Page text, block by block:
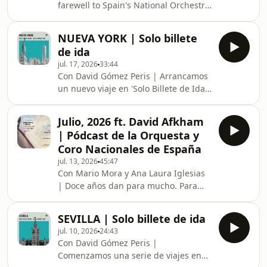
'Libertango', descubrimos cómo una
música local se convirtió en
patrimonio universal.
farewell to Spain's National Orchestra
German conductor analyzes what it
has meant for him to lead one of the
country's most important institutions
and how his musical vision has
evolved since that first concert in
Madrid. We discuss Spanish
repertoire, the management of
tradition, the role
NUEVA YORK | Solo billete
de ida
jul. 17, 202633:44
Con David Gómez Peris | Arrancamos
un nuevo viaje en 'Solo Billete de Ida'
Gershwin, un compositor que
absorbió la diversidad cultural de la
ciudad para crear obras inmortales
como Rhapsody in Blue o
Summertime. Un recorrido por la
energía, el optimismo y los contrastes
de una ciudad que encontró su voz
propia a través de la mús
Julio, 2026 ft. David Afkham
| Pódcast de la Orquesta y
Coro Nacionales de España
jul. 13, 202645:47
Con Mario Mora y Ana Laura Iglesias
| Doce años dan para mucho. Para
directores más buscados de su
generación. David Afkham se sienta
con Mario Mora en el episodio final de
temporada para hacer balance de lo
SEVILLA | Solo billete de ida
jul. 10, 202624:43
Con David Gómez Peris |
Comenzamos una serie de viajes en